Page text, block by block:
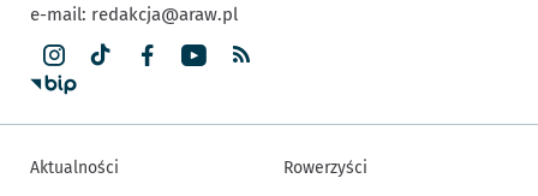
e-mail: redakcja@araw.pl
Aktualności
Rowerzyści